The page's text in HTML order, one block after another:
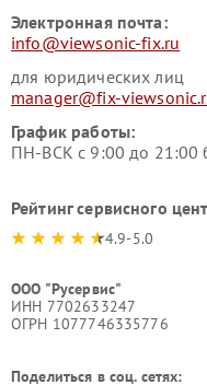
Электронная почта:
info@viewsonic-fix.ru
для юридических лиц
manager@fix-
График работы:
ПН-ВСК с 9:00 до 21:00
Рейтинг сервисного
4.9-5.0
ООО "Русервис"
ИНН 7702633247
ОГРН 1077746335776
Поделиться в соц. сетях: